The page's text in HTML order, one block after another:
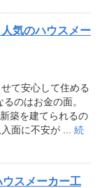
気のハウスメー
て安心して住める
のはお金の面。
築を建てられるの
面に不安が ... 続
スメーカー工